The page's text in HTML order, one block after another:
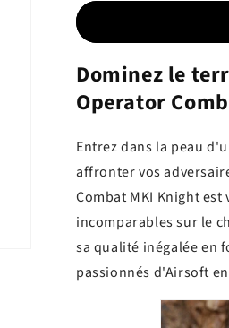
Dominez le
Operator
Entrez dans la peau
affronter vos
Combat MKI Knight
incomparables sur le
sa qualité inégalée en
passionnés d'Airsoft